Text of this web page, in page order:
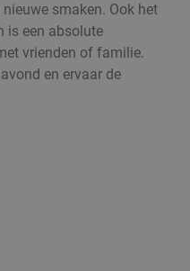
smaken. Ook het
is een absolute
vrienden of familie.
en ervaar de